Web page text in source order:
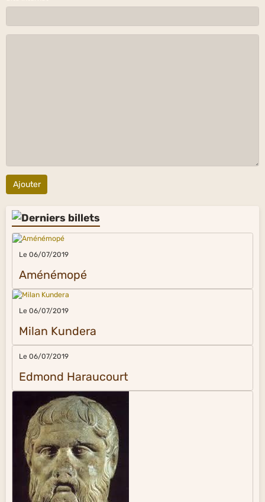
Ajouter
Le 06/07/2019
Aménémopé
Le 06/07/2019
Milan Kundera
Le 06/07/2019
Edmond Haraucourt